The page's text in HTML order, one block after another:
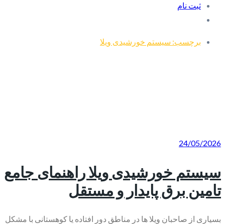
ثبت نام
برچسب: سیستم خورشیدی ویلا
24/05/2026
سیستم خورشیدی ویلا راهنمای جامع
تامین برق پایدار و مستقل
بسیاری از صاحبان ویلا ها در مناطق دور افتاده یا کوهستانی با مشکل